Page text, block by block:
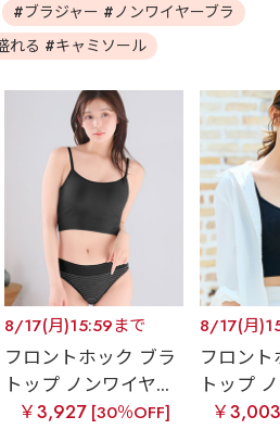
#ブラジャー #ノンワイヤーブラ
れる #キャミソール
8/17(月)15:59まで
フロントホック ブラ
トップ ノンワイヤ...
￥3,927 [30％OFF]
8/17(月
フロン
トップ
￥